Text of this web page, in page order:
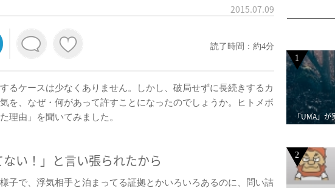
2015.07.09
読了時間：約4分
るケースは少なくありません。しかし、破局せずに長続きするカ
を、なぜ・何があって許すことになったのでしょうか。ヒトメボ
理由」を聞いてみました。
ない！」と言い張られたから
子で、浮気相手と泊まってる証拠とかいろいろあるのに、問い詰
1
「UMA」
2